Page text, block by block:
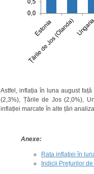
Astfel, inflația în luna august
(2,3%), Țările de Jos (2,0%),
inflației marcate în alte țări
Anexe:
Rata inflaţiei în
Indicii Prețurilor